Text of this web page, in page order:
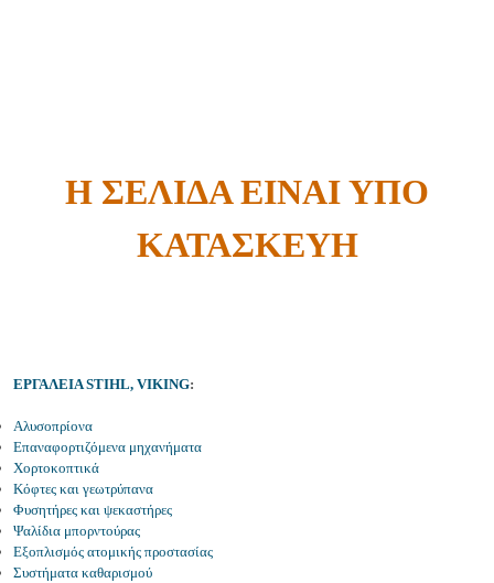
Η ΣΕΛΙΔΑ ΕΙΝΑΙ ΥΠΟ
ΚΑΤΑΣΚΕΥΗ
ΕΡΓΑΛΕΙΑ STIHL, VIKING:
Αλυσοπρίονα
Επαναφορτιζόμενα μηχανήματα
Χορτοκοπτικά
Κόφτες και γεωτρύπανα
Φυσητήρες και ψεκαστήρες
Ψαλίδια μπορντούρας
Εξοπλισμός ατομικής προστασίας
Συστήματα καθαρισμού